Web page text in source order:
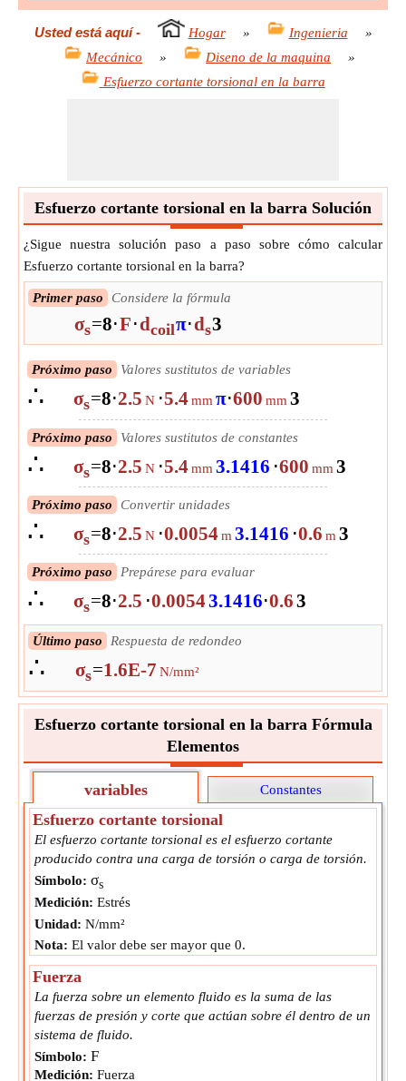
Usted está aquí- Hogar » Ingenieria
»
Mecánico
» Diseno de la maquina
»
Esfuerzo cortante torsional en la barra
Esfuerzo cortante torsional en la barra Solución
¿Sigue nuestra solución paso a paso sobre cómo calcular
Esfuerzo cortante torsional en la barra?
Primer paso Considere la fórmula
σs=8⋅F⋅dcoilπ⋅ds3
Próximo paso Valores sustitutos de variables
∴ σs=8⋅2.5 N ⋅5.4mmπ⋅600 mm3
Próximo paso Valores sustitutos de constantes
∴ σs=8⋅2.5 N ⋅5.4mm 3.1416 ⋅600 mm 3
Próximo paso Convertir unidades
∴ σs=8⋅2.5 N ⋅0.0054m 3.1416 ⋅0.6 m 3
Próximo paso Prepárese para evaluar
∴ σs=8⋅2.5 ⋅0.00543.1416⋅0.63
Próximo paso Evaluar
∴ σs=0.159154943091895
Próximo paso Convertir a unidad de salida
∴ σ =1.59154943091895E-07
Último paso Respuesta de redondeo
∴ σs=1.6E-7 N/mm²
Esfuerzo cortante torsional en la barra Fórmula
Elementos
variables Constantes
Esfuerzo cortante torsional
El esfuerzo cortante torsional es el esfuerzo cortante
producido contra una carga de torsión o carga de torsión.
Símbolo: σs
Medición: Estrés
Unidad: N/mm²
Nota: El valor debe ser mayor que 0.
Fuerza
La fuerza sobre un elemento fluido es la suma de las
fuerzas de presión y corte que actúan sobre él dentro de un
sistema de fluido.
Símbolo: F
Medición: Fuerza